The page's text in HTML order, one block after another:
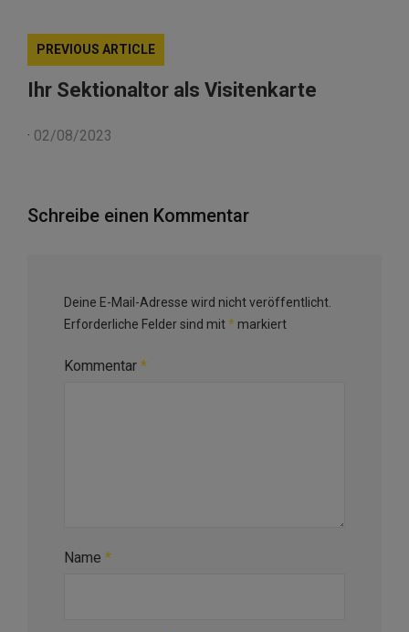
PREVIOUS ARTICLE
Ihr Sektionaltor als Visitenkarte
· 02/08/2023
Schreibe einen Kommentar
Deine E-Mail-Adresse wird nicht veröffentlicht.
Erforderliche Felder sind mit* markiert
Kommentar *
Name *